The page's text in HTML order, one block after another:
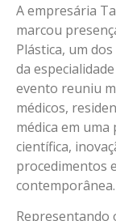
A empresária
marcou
Plástica, um
da
evento reuniu
médicos,
médica em
científica,
procedimentos
contemporânea.
Representando